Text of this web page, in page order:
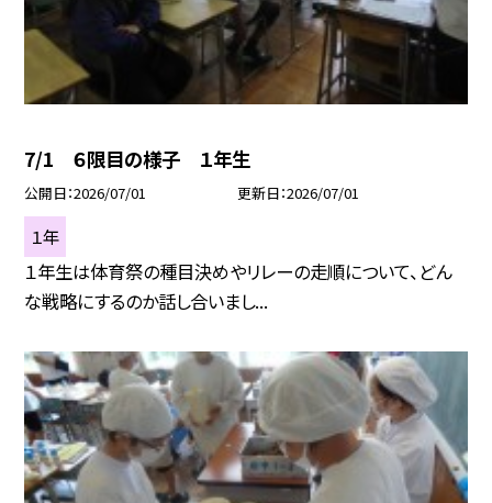
7/1 ６限目の様子 １年生
公開日 2026/07/01 更新日 2026/07/01
１年
１年生は体育祭の種目決めやリレーの走順について、どん
な戦略にするのか話し合いまし...